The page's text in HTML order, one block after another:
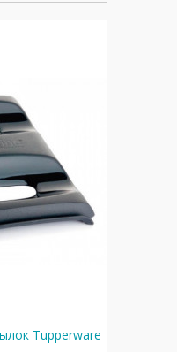
Tupperware